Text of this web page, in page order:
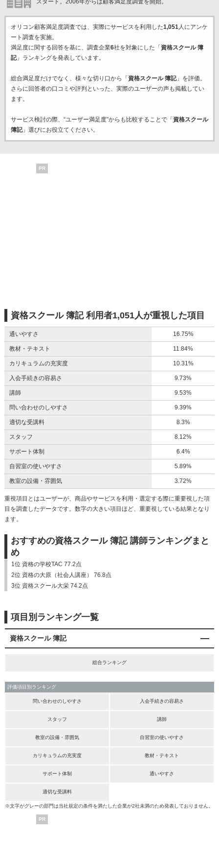
スタート。2006年からは顧客満足度調査を開始。
オリコン顧客満足度調査では、実際にサービスを利用した1,051人にアンケ
ート調査を実施。
満足度に関する回答を基に、調査企業6社を対象にした「 資格スクール 簿
記」ランキングを発表しています。
総合満足度だけでなく、様々な切り口から「 資格スクール 簿記」を評価。
さらに回答者の口コミや評判といった、実際のユーザーの声も掲載してい
ます。
サービス検討の際、“ユーザー満足度”からも比較することで「 資格スクール
簿記」選びにお役立てください。
PR
資格スクール 簿記 利用者1,051人が重視した項目
通いやすさ 16.75%
教材・テキスト 11.84%
カリキュラムの充実度 10.31%
入会手続きの容易さ 9.73%
講師 9.53%
問い合わせのしやすさ 9.39%
適切な受講料 8.3%
スタッフ 8.12%
サポート体制 6.4%
自習室の使いやすさ 5.89%
教室の設備・雰囲気 3.72%
重視項目とはユーザーが、商品やサービスを利用・選定する際に重要視した項
目を調査したデータです。数字の大きい項目ほど、重要視している結果となり
ます。
おすすめの資格スクール 簿記 講師ランキングまと
め
1位 資格の学校TAC 77.2点
2位 資格の大原（社会人講座） 76.8点
3位 資格スクール大栄 74.2点
項目別ランキング一覧
資格スクール 簿記
総合ランキング
評価項目別ランキング
問い合わせのしやすさ 入会手続きの容易さ
スタッフ 講師
教室の設備・雰囲気 自習室の使いやすさ
カリキュラムの充実度 教材・テキスト
サポート体制 通いやすさ
適切な受講料
※文字がグレーの部門は当社規定の条件を満たした企業が2社未満のため発表しておりません。
PR